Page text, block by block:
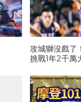
攻城獅沒戲了
挑戰1年2千萬